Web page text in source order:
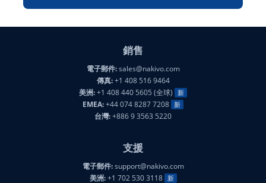
銷售
電子郵件:sales@nakivo.com
傳真:+1 408 516 9464
美洲:+1 408 440 5605 (全球) 新
EMEA:+44 074 8287 7208 新
台灣:+886 9 3563 5220
支援
電子郵件:support@nakivo.com
美洲:+1 702 530 3118 新